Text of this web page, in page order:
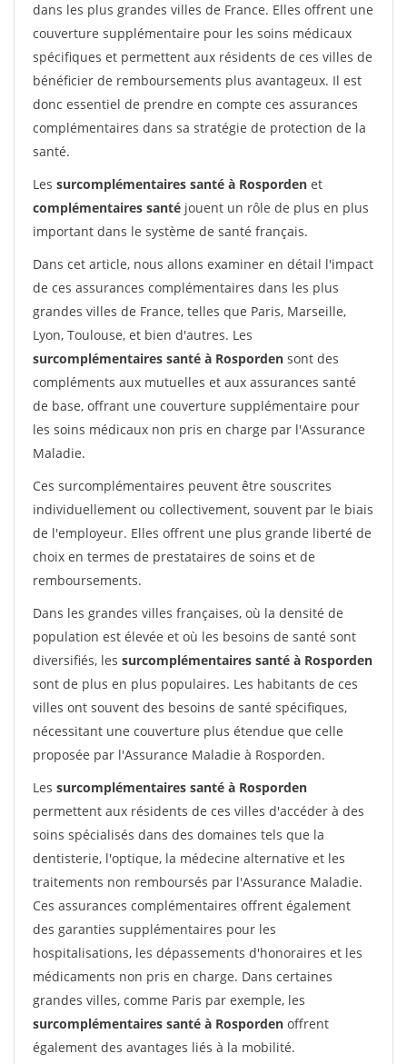
dans les plus grandes villes de France. Elles offrent une
couverture supplémentaire pour les soins médicaux
spécifiques et permettent aux résidents de ces villes de
bénéficier de remboursements plus avantageux. Il est
donc essentiel de prendre en compte ces assurances
complémentaires dans sa stratégie de protection de la
santé.
Les surcomplémentaires santé à Rosporden et
complémentaires santé jouent un rôle de plus en plus
important dans le système de santé français.
Dans cet article, nous allons examiner en détail l'impact
de ces assurances complémentaires dans les plus
grandes villes de France, telles que Paris, Marseille,
Lyon, Toulouse, et bien d'autres. Les
surcomplémentaires santé à Rosporden sont des
compléments aux mutuelles et aux assurances santé
de base, offrant une couverture supplémentaire pour
les soins médicaux non pris en charge par l'Assurance
Maladie.
Ces surcomplémentaires peuvent être souscrites
individuellement ou collectivement, souvent par le biais
de l'employeur. Elles offrent une plus grande liberté de
choix en termes de prestataires de soins et de
remboursements.
Dans les grandes villes françaises, où la densité de
population est élevée et où les besoins de santé sont
diversifiés, les surcomplémentaires santé à Rosporden
sont de plus en plus populaires. Les habitants de ces
villes ont souvent des besoins de santé spécifiques,
nécessitant une couverture plus étendue que celle
proposée par l'Assurance Maladie à Rosporden.
Les surcomplémentaires santé à Rosporden
permettent aux résidents de ces villes d'accéder à des
soins spécialisés dans des domaines tels que la
dentisterie, l'optique, la médecine alternative et les
traitements non remboursés par l'Assurance Maladie.
Ces assurances complémentaires offrent également
des garanties supplémentaires pour les
hospitalisations, les dépassements d'honoraires et les
médicaments non pris en charge. Dans certaines
grandes villes, comme Paris par exemple, les
surcomplémentaires santé à Rosporden offrent
également des avantages liés à la mobilité.